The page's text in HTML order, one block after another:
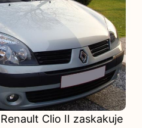
Clio II zaskakuje